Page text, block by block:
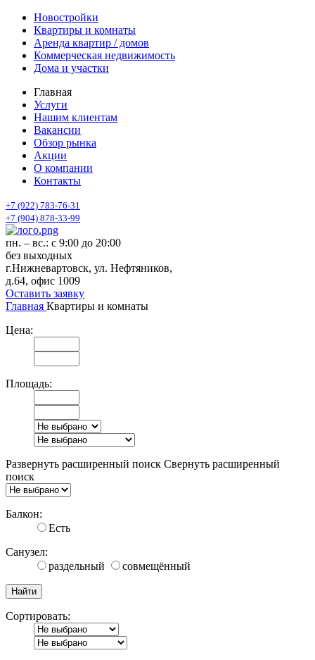
Новостройки
Квартиры и комнаты
Аренда квартир / домов
Коммерческая недвижимость
Дома и участки
Главная
Услуги
Нашим клиентам
Вакансии
Обзор рынка
Акции
О компании
Контакты
+7 (922) 783-76-31
+7 (904) 878-33-99
пн. – вс.: с 9:00 до 20:00
без выходных
г.Нижневартовск, ул. Нефтяников,
д.64, офис 1009
Оставить заявку
Главная Квартиры и комнаты
Цена:
Площадь:
Развернуть расширенный поиск Свернуть расширенный
поиск
Балкон:
Есть
Санузел:
раздельный
совмещённый
Сортировать: